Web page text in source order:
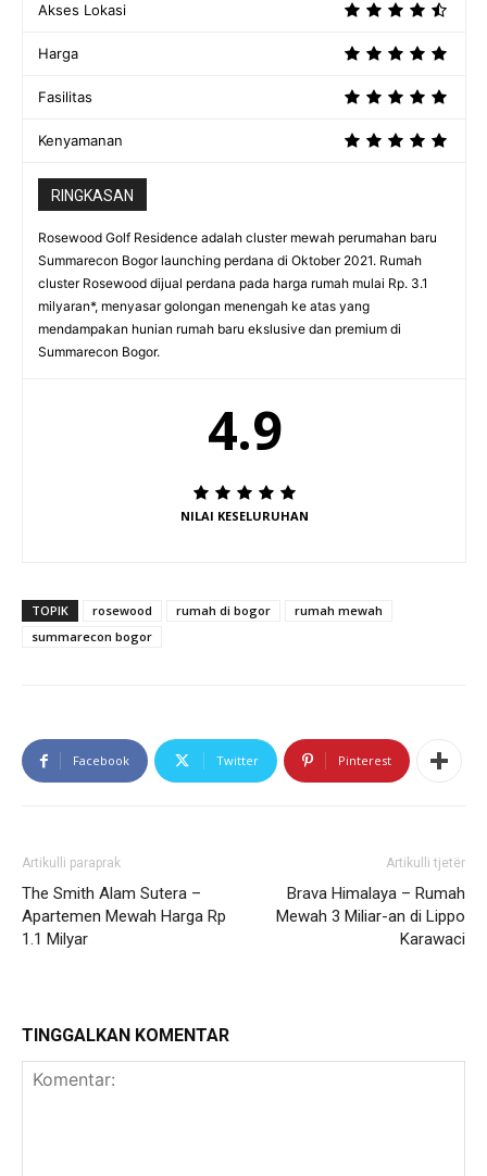
Akses Lokasi
Harga
Fasilitas
Kenyamanan
RINGKASAN
Rosewood Golf Residence adalah cluster mewah perumahan baru
Summarecon Bogor launching perdana di Oktober 2021. Rumah
cluster Rosewood dijual perdana pada harga rumah mulai Rp. 3.1
milyaran*, menyasar golongan menengah ke atas yang
mendampakan hunian rumah baru ekslusive dan premium di
Summarecon Bogor.
4.9
NILAI KESELURUHAN
TOPIK rosewood rumah di bogor
rumah mewah
summarecon bogor
Facebook Twitter Pinterest
Artikulli paraprak
The Smith Alam Sutera –
Apartemen Mewah Harga Rp
1.1 Milyar
Artikulli tjetër
Brava Himalaya – Rumah
Mewah 3 Miliar-an di Lippo
Karawaci
TINGGALKAN KOMENTAR